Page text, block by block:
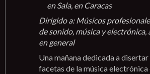
en Sala, en Caracas
Dirigido a: Músicos
de sonido, música y electrónica,
en general
Una mañana dedicada a
facetas de la música electrónica